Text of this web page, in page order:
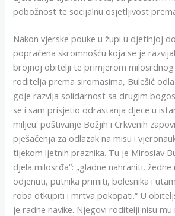
pobožnost te socijalnu osjetljivost
Nakon vjerske pouke u župi u djetinjoj
popraćena skromnošću koja se je
brojnoj obitelji te primjerom milosrdnog
roditelja prema siromasima, Bulešić
gdje razvija solidarnost sa drugim
se i sam prisjetio odrastanja djece u
miljeu: poštivanje Božjih i Crkvenih
pješačenja za odlazak na misu i
tijekom ljetnih praznika. Tu je Miroslav
djela milosrđa“: „gladne nahraniti,
odjenuti, putnika primiti, bolesnika i
roba otkupiti i mrtva pokopati.“ U
je radne navike. Njegovi roditelji nisu